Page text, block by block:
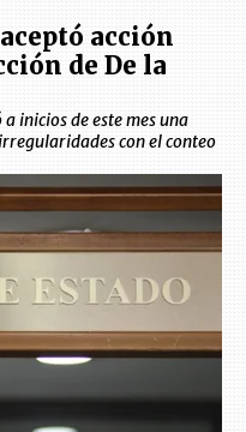
acción
de De la
inicios de este mes una
con el conteo